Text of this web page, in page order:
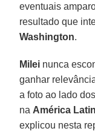
eventuais
resultado que
Washington.
Milei nunca
ganhar
a foto ao lado
na América
explicou nesta